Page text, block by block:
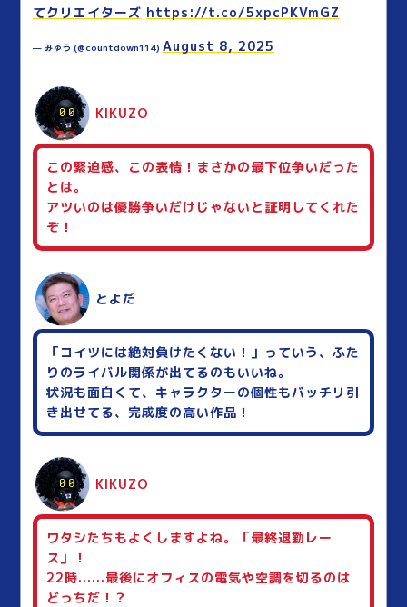
てクリエイターズ https://t.co/5xpcPKVmGZ
— みゅう (@countdown114) August 8, 2025
KIKUZO
この緊迫感、この表情！まさかの最下位争いだった
とは。
アツいのは優勝争いだけじゃないと証明してくれた
ぞ！
とよだ
「コイツには絶対負けたくない！」っていう、ふた
りのライバル関係が出てるのもいいね。
状況も面白くて、キャラクターの個性もバッチリ引
き出せてる、完成度の高い作品！
KIKUZO
ワタシたちもよくしますよね。「最終退勤レー
ス」！
22時......最後にオフィスの電気や空調を切るのは
どっちだ！？